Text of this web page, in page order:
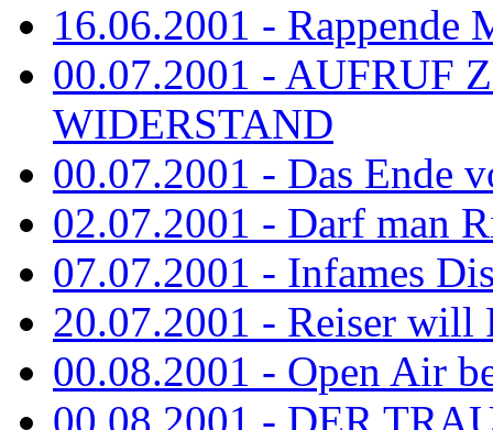
16.06.2001 - Rappende
00.07.2001 - AUFRUF
WIDERSTAND
00.07.2001 - Das Ende
02.07.2001 - Darf man
07.07.2001 - Infames
20.07.2001 - Reiser will
00.08.2001 - Open Air
00.08.2001 - DER